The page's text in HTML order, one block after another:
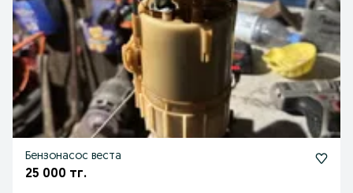
Бензонасос веста
25 000 тг.